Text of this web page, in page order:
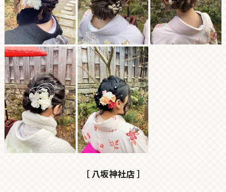
［ 八坂神社店 ］